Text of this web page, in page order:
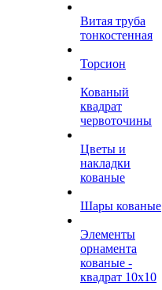
Витая труба
тонкостенная
Торсион
Кованый
квадрат
червоточины
Цветы и
накладки
кованые
Шары кованые
Элементы
орнамента
кованые -
квадрат 10х10